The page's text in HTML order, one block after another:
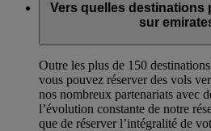
Vers quelles destinations
sur
Outre les plus de 150
vous pouvez réserver des vols
nos nombreux partenariats avec
l’évolution constante de notre
que de réserver l’intégralité de